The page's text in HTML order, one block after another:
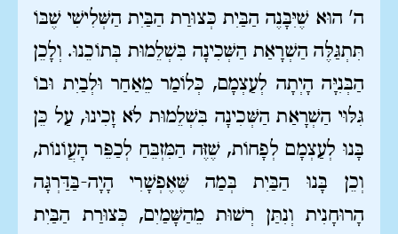
ה' הוּא שֶׁיִּבָּנֶה הַבַּיִת כְּצוּרַת הַבַּיִת הַשְּׁלִישִׁי שֶׁבּוֹ
תִּתְגַּלֶּה הַשְׁרָאַת הַשְּׁכִינָה בִּשְׁלֵמוּת בְּתוֹכֵנוּ. וְלָכֵן
הַבְּנִיָּה הָיְתָה לְעַצְמָם, כְּלוֹמַר מֵאַחַר וּלְבַיִת וּבוֹ
גִּלּוּי הַשְׁרָאַת הַשְּׁכִינָה בִּשְׁלֵמוּת לֹא זָכִינוּ, עַל כֵּן
בָּנוּ לְעַצְמָם לְפָחוֹת, שֶׁזֶּה הַמִּזְבֵּחַ לְכַפֵּר הָעֲוֹנוֹת,
וְכֵן בָּנוּ הַבַּיִת בְּמַה שֶּׁאֶפְשָׁרִי הָיָה-בַּדַּרְגָּה
הָרוּחָנִית וְנִתַּן רְשׁוּת מֵהַשָּׁמַיִם, כְּצוּרַת הַבַּיִת